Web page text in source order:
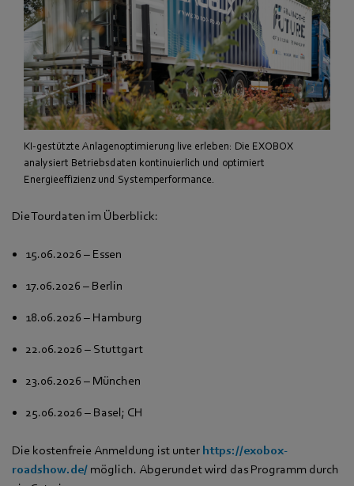
KI‑gestützte Anlagenoptimierung live erleben: Die EXOBOX
analysiert Betriebsdaten kontinuierlich und optimiert
Energieeffizienz und Systemperformance.
Die Tourdaten im Überblick:
15.06.2026 – Essen
17.06.2026 – Berlin
18.06.2026 – Hamburg
22.06.2026 – Stuttgart
23.06.2026 – München
25.06.2026 – Basel; CH
Die kostenfreie Anmeldung ist unter https://exobox-
roadshow.de/ möglich. Abgerundet wird das Programm durch